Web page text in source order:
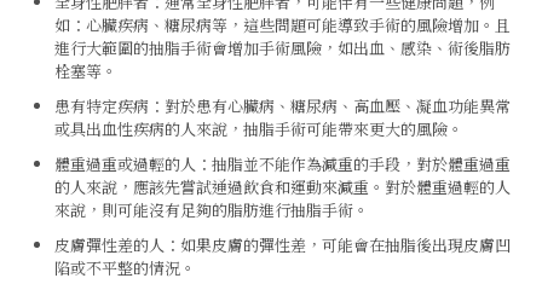
如：心臟疾病、糖尿病等，這些問題可能導致手術的風險增加。且
進行大範圍的抽脂手術會增加手術風險，如出血、感染、術後脂肪
栓塞等。
患有特定疾病：對於患有心臟病、糖尿病、高血壓、凝血功能異常
或具出血性疾病的人來說，抽脂手術可能帶來更大的風險。
體重過重或過輕的人：抽脂並不能作為減重的手段，對於體重過重
的人來說，應該先嘗試通過飲食和運動來減重。對於體重過輕的人
來說，則可能沒有足夠的脂肪進行抽脂手術。
皮膚彈性差的人：如果皮膚的彈性差，可能會在抽脂後出現皮膚凹
陷或不平整的情況。